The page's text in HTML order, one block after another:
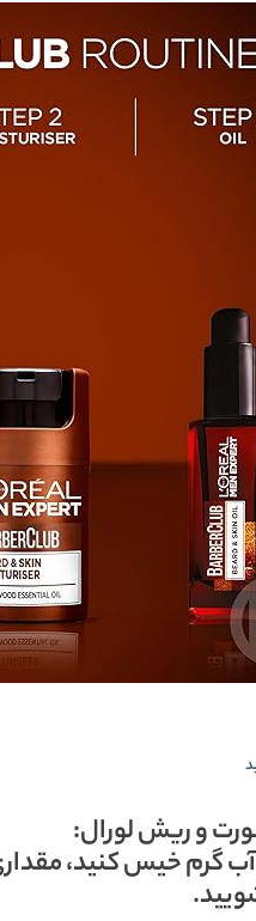
و ریش لورال:
گرم خیس کنید،